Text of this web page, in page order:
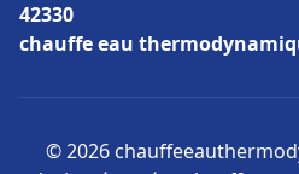
42330
chauffe eau
© 2026